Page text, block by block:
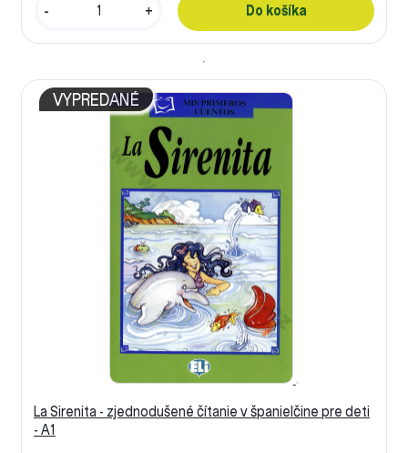
- +
La Sirenita - zjednodušené čítanie v španielčine pre deti
- A1
VYPREDANÉ